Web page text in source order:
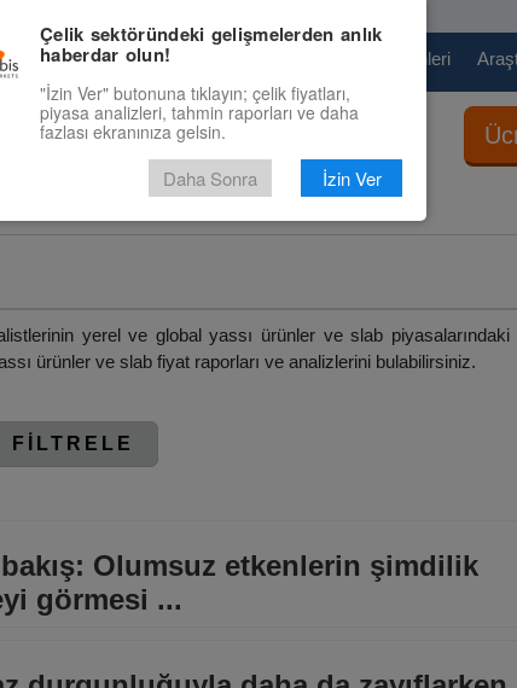
Pazaryeri Fiyat Tahminleri
Slab
yerel ve global yassı ürünler ve slab
ürünler ve slab fiyat raporları ve analizlerini bulabilirsiniz.
FİLTRELE
Olumsuz etkenlerin şimdilik
görmesi ...
Çelik sektöründeki gelişmelerden anlık
haberdar olun!
"İzin Ver" butonuna tıklayın; çelik fiyatları,
piyasa analizleri, tahmin raporları ve daha
fazlası ekranınıza gelsin.
Daha Sonra İzin Ver